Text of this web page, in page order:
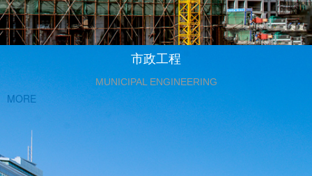
市政工程
MUNICIPAL ENGINEERING
MORE